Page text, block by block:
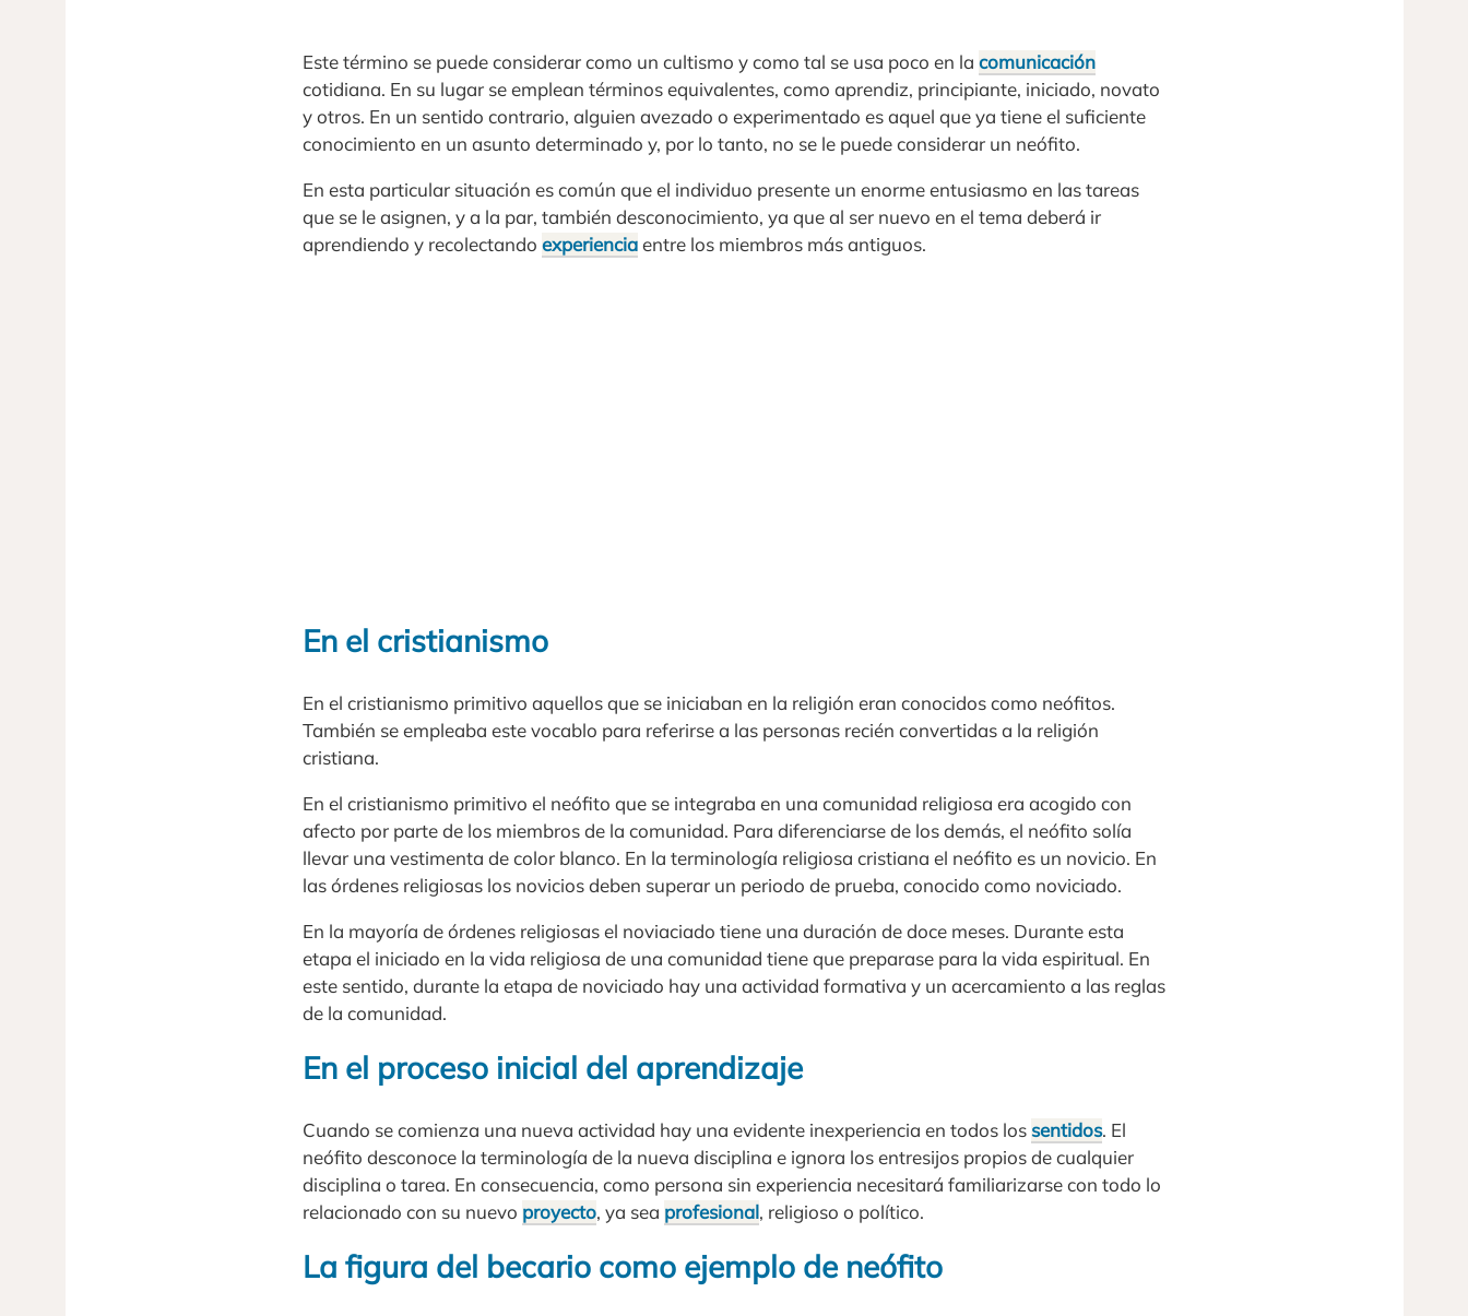
Este término se puede considerar como un cultismo y como tal se usa poco en la comunicación
cotidiana. En su lugar se emplean términos equivalentes, como aprendiz, principiante, iniciado, novato
y otros. En un sentido contrario, alguien avezado o experimentado es aquel que ya tiene el suficiente
conocimiento en un asunto determinado y, por lo tanto, no se le puede considerar un neófito.
En esta particular situación es común que el individuo presente un enorme entusiasmo en las tareas
que se le asignen, y a la par, también desconocimiento, ya que al ser nuevo en el tema deberá ir
aprendiendo y recolectando experienciaentre los miembros más antiguos.
En el cristianismo
En el cristianismo primitivo aquellos que se iniciaban en la religión eran conocidos como neófitos.
También se empleaba este vocablo para referirse a las personas recién convertidas a la religión
cristiana.
En el cristianismo primitivo el neófito que se integraba en una comunidad religiosa era acogido con
afecto por parte de los miembros de la comunidad. Para diferenciarse de los demás, el neófito solía
llevar una vestimenta de color blanco. En la terminología religiosa cristiana el neófito es un novicio. En
las órdenes religiosas los novicios deben superar un periodo de prueba, conocido como noviciado.
En la mayoría de órdenes religiosas el noviaciado tiene una duración de doce meses. Durante esta
etapa el iniciado en la vida religiosa de una comunidad tiene que preparase para la vida espiritual. En
este sentido, durante la etapa de noviciado hay una actividad formativa y un acercamiento a las reglas
de la comunidad.
En el proceso inicial del aprendizaje
Cuando se comienza una nueva actividad hay una evidente inexperiencia en todos los sentidos. El
neófito desconoce la terminología de la nueva disciplina e ignora los entresijos propios de cualquier
disciplina o tarea. En consecuencia, como persona sin experiencia necesitará familiarizarse con todo lo
relacionado con su nuevo proyecto, ya sea profesional, religioso o político.
La figura del becario como ejemplo de neófito